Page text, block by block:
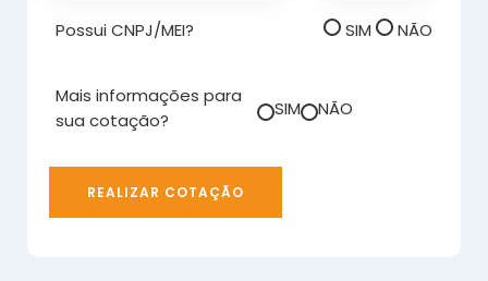
Possui CNPJ/MEI? SIM NÃO
Mais informações para
sua cotação?
SIM NÃO
REALIZAR COTAÇÃO